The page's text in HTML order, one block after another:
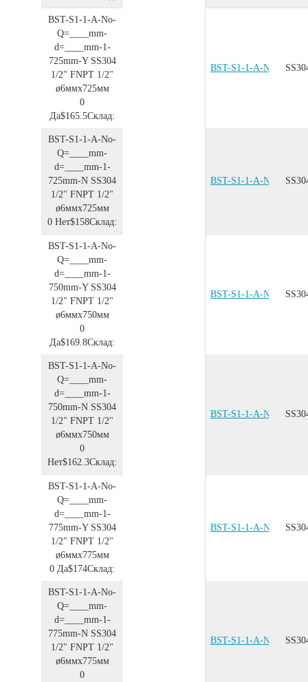
BST-S1-1-A-No-
Q=____mm-
d=____mm-1-
725mm-YSS304
1/2" FNPT 1/2"
ø6ммx725мм
0
Да$165.5Склад:
BST-S1-1-A-No-
BST-S1-1-A-No-
Q=____mm-
d=____mm-1-
725mm-N SS304
1/2" FNPT 1/2"
ø6ммx725мм
0 Нет$158Склад:
BST-S1-1-A-No-
BST-S1-1-A-No-
Q=____mm-
d=____mm-1-
750mm-YSS304
1/2" FNPT 1/2"
ø6ммx750мм
0
Да$169.8Склад:
BST-S1-1-A-No-
BST-S1-1-A-No-
Q=____mm-
d=____mm-1-
750mm-N SS304
1/2" FNPT 1/2"
ø6ммx750мм
0
Нет$162.3Склад:
BST-S1-1-A-No-
BST-S1-1-A-No-
Q=____mm-
d=____mm-1-
775mm-YSS304
1/2" FNPT 1/2"
ø6ммx775мм
0 Да$174Склад:
BST-S1-1-A-No-
BST-S1-1-A-No-
Q=____mm-
d=____mm-1-
775mm-N SS304
1/2" FNPT 1/2"
ø6ммx775мм
0
BST-S1-1-A-No-